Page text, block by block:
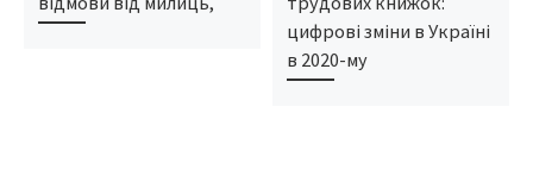
цифрові зміни в Україні
в 2020-му